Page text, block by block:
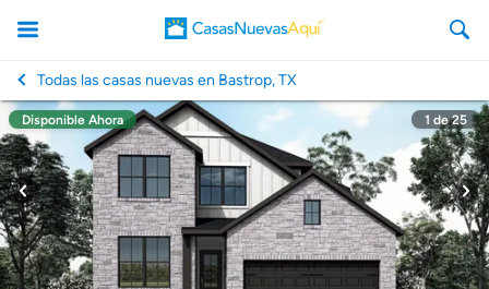
CasasNuevasAqui
Todas las casas nuevas en Bastrop, TX
Disponible Ahora 1 de25